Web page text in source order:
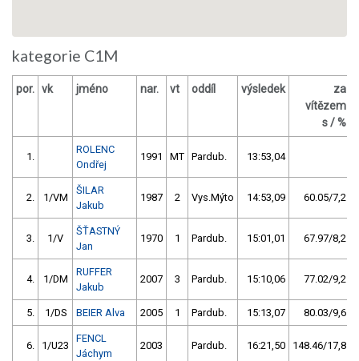
kategorie C1M
por. vk jméno nar. vt oddíl výsledek
za
vítězem
s / %
1.
ROLENC
Ondřej
1991 MT Pardub. 13:53,04
2. 1/VM
ŠILAR
Jakub
1987 2 Vys.Mýto 14:53,09 60.05/7,2
3. 1/V
ŠŤASTNÝ
Jan
1970 1 Pardub. 15:01,01 67.97/8,2
4. 1/DM
RUFFER
Jakub
2007 3 Pardub. 15:10,06 77.02/9,2
5. 1/DS BEIER Alva 2005 1 Pardub. 15:13,07 80.03/9,6
6. 1/U23
FENCL
Jáchym
2003 Pardub. 16:21,50 148.46/17,8